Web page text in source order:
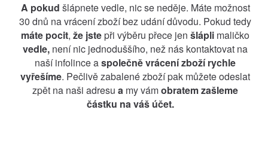
A pokud šlápnete vedle, nic se neděje. Máte možnost
30 dnů na vrácení zboží bez udání důvodu. Pokud tedy
máte pocit,že jstepři výběru přece jenšlápli maličko
vedle, není nic jednoduššího, než nás kontaktovat na
naší infolince aspolečně vrácení zboží rychle
vyřešíme. Pečlivě zabalené zboží pak můžete odeslat
zpět na naši adresua my vámobratem zašleme
částku na váš účet.